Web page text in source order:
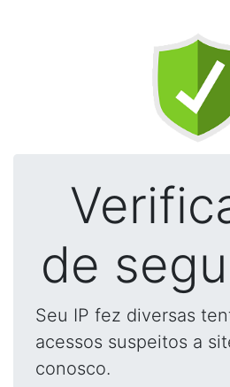
de
Seu IP fez diversas
acessos suspeitos a
conosco.